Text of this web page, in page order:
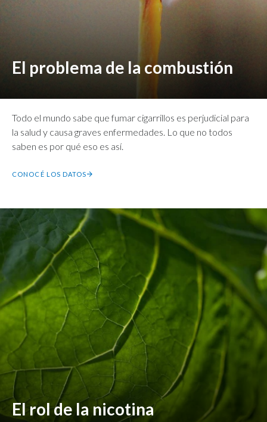
El problema de la combustión
Todo el mundo sabe que fumar cigarrillos es perjudicial para
la salud y causa graves enfermedades. Lo que no todos
saben es por qué eso es así.
CONOCÉ LOS DATOS
El rol de la nicotina